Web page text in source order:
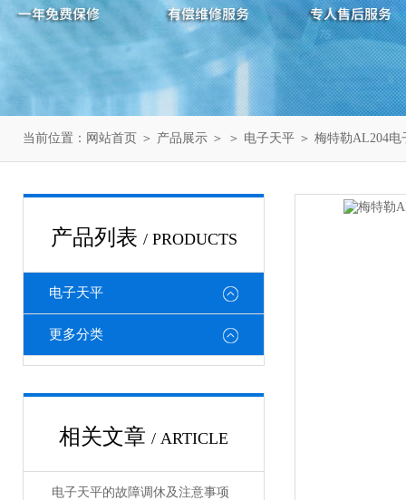
当前位置： 网站首页 ＞ 产品展示 ＞ ＞ 电子天平 ＞ 梅特勒AL204
产品列表 / PRODUCTS
电子天平
更多分类
相关文章 / ARTICLE
电子天平的故障调休及注意事项